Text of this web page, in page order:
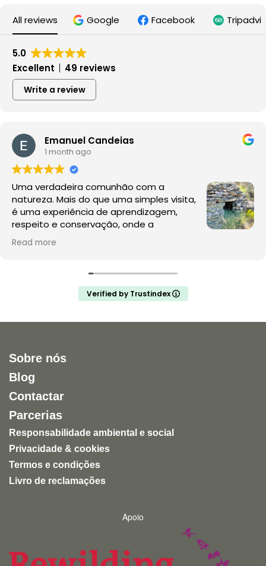
All reviews Google Facebook
5.0
Excellent
49 reviews
Write a review
Emanuel Candeias
1 month ago
Uma verdadeira comunhão com a
natureza. Mais do que uma simples visita,
é uma experiência de aprendizagem,
respeito e conservação, onde a
observação da fauna e da flora acontece
no seu habitat natural, sem perturbações.
A Rewilding Portugal mostra que este é o futuro do
turismo de natureza e da conservação. Depois desta
experiência, a comparação com os jardins zoológicos
conhecimento e a proteção da vida selvagem,
entretenimento humano.
Uma experiência inspiradora, autêntica e altamente
recomendável para quem quer conhecer a natureza
de forma ética e responsável.
Read more
Verified by Trustindex
Sobre nós
Blog
Contactar
Parcerias
Responsabilidade ambiental e social
Privacidade & cookies
Termos e condições
Livro de reclamações
Apoio